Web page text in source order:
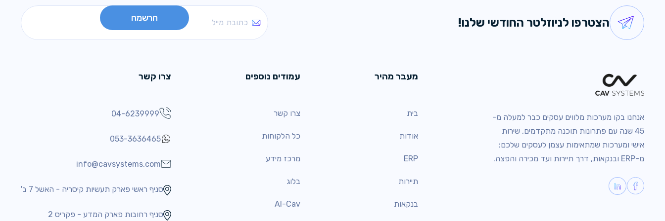
הצטרפו לניוזלטר החודשי שלנו!
אנחנו בקו מערכות מלווים עסקים כבר למעלה מ-
45 שנה עם פתרונות תוכנה מתקדמים, שירות
אישי ומערכות שמתאימות עצמן לעסקים שלכם:
מ-ERP ובנקאות, דרך תיירות ועד מכירה והפצה.
מעבר מהיר
בית
אודות
ERP
תיירות
בנקאות
עמודים נוספים
צרו קשר
כל הלקוחות
מרכז מידע
בלוג
AI-Cav
צרו קשר
04-6239999
053-3636465
info@cavsystems.com
סניף ראשי פארק תעשיות קיסריה - האשל 7 ב'
סניף רחובות פארק המדע - פקריס 2